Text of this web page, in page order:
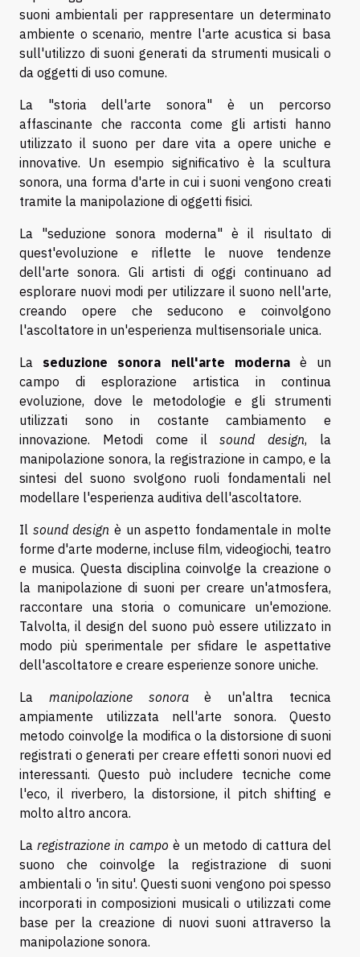
suoni ambientali per rappresentare un determinato
ambiente o scenario, mentre l'arte acustica si basa
sull'utilizzo di suoni generati da strumenti musicali o
da oggetti di uso comune.
La "storia dell'arte sonora" è un percorso
affascinante che racconta come gli artisti hanno
utilizzato il suono per dare vita a opere uniche e
innovative. Un esempio significativo è la scultura
sonora, una forma d'arte in cui i suoni vengono creati
tramite la manipolazione di oggetti fisici.
La "seduzione sonora moderna" è il risultato di
quest'evoluzione e riflette le nuove tendenze
dell'arte sonora. Gli artisti di oggi continuano ad
esplorare nuovi modi per utilizzare il suono nell'arte,
creando opere che seducono e coinvolgono
l'ascoltatore in un'esperienza multisensoriale unica.
La seduzione sonora nell'arte modernaè un
campo di esplorazione artistica in continua
evoluzione, dove le metodologie e gli strumenti
utilizzati sono in costante cambiamento e
innovazione. Metodi come ilsound design, la
manipolazione sonora, la registrazione in campo, e la
sintesi del suono svolgono ruoli fondamentali nel
modellare l'esperienza auditiva dell'ascoltatore.
Il sound design è un aspetto fondamentale in molte
forme d'arte moderne, incluse film, videogiochi, teatro
e musica. Questa disciplina coinvolge la creazione o
la manipolazione di suoni per creare un'atmosfera,
raccontare una storia o comunicare un'emozione.
Talvolta, il design del suono può essere utilizzato in
modo più sperimentale per sfidare le aspettative
dell'ascoltatore e creare esperienze sonore uniche.
La manipolazione sonoraè un'altra tecnica
ampiamente utilizzata nell'arte sonora. Questo
metodo coinvolge la modifica o la distorsione di suoni
registrati o generati per creare effetti sonori nuovi ed
interessanti. Questo può includere tecniche come
l'eco, il riverbero, la distorsione, il pitch shifting e
molto altro ancora.
Laregistrazione in campo è un metodo di cattura del
suono che coinvolge la registrazione di suoni
ambientali o 'in situ'. Questi suoni vengono poi spesso
incorporati in composizioni musicali o utilizzati come
base per la creazione di nuovi suoni attraverso la
manipolazione sonora.